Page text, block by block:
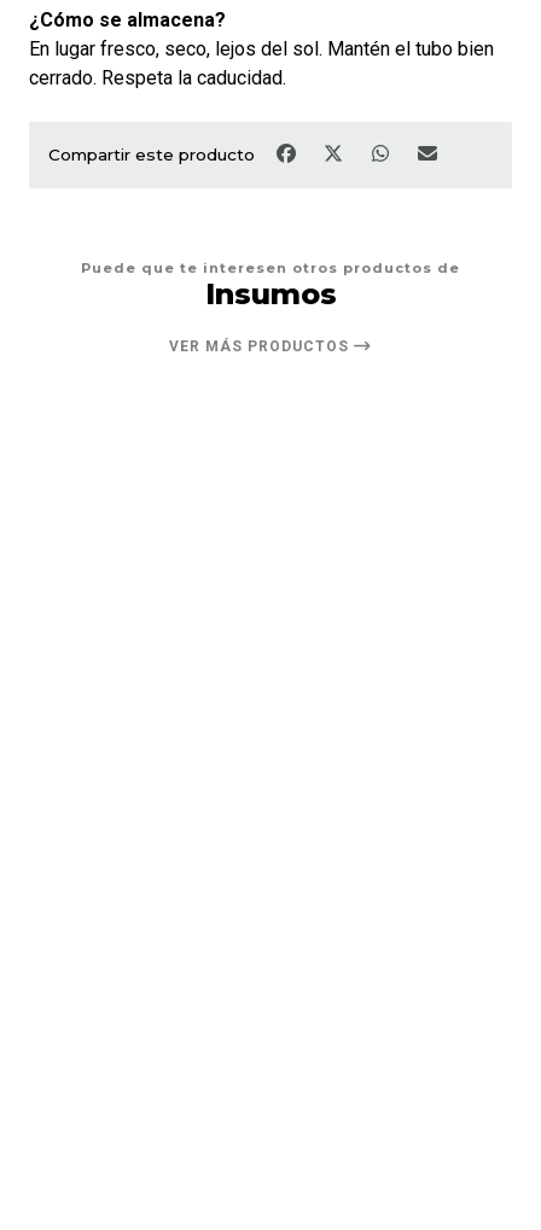
¿Cómo se almacena?
En lugar fresco, seco, lejos del sol. Mantén el tubo bien
cerrado. Respeta la caducidad.
Compartir este producto
Puede que te interesen otros productos de
Insumos
VER MÁS PRODUCTOS